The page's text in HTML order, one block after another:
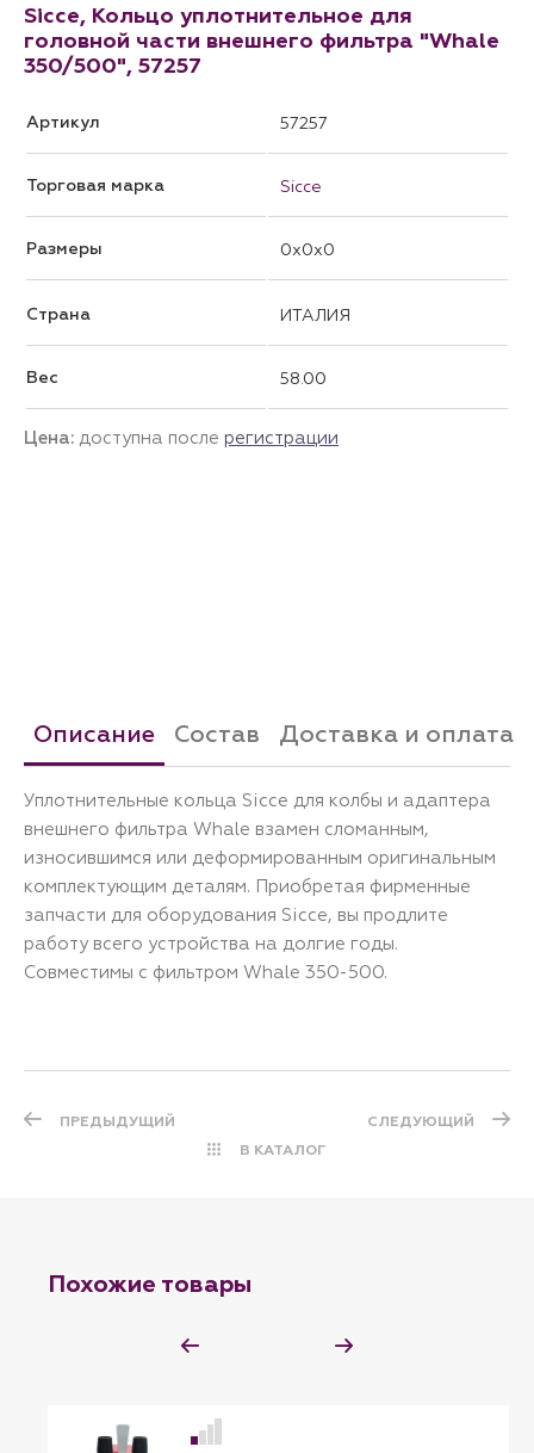
Sicce, Кольцо уплотнительное для
головной части внешнего фильтра "Whale
350/500", 57257
Артикул 57257
Торговая марка Sicce
Размеры 0x0x0
Страна ИТАЛИЯ
Вес 58.00
Цена: доступна после регистрации
Описание Состав Доставка и оплата
Уплотнительные кольца Sicce для колбы и адаптера
внешнего фильтра Whale взамен сломанным,
износившимся или деформированным оригинальным
комплектующим деталям. Приобретая фирменные
запчасти для оборудования Sicce, вы продлите
работу всего устройства на долгие годы.
Совместимы с фильтром Whale 350-500.
ПРЕДЫДУЩИЙ
В КАТАЛОГ
СЛЕДУЮЩИЙ
Похожие товары